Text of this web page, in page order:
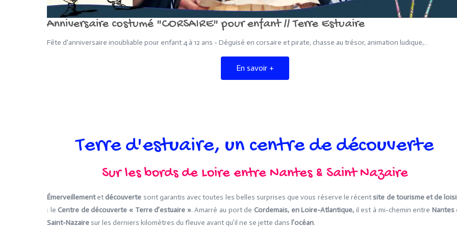
Anniversaire costumé "CORSAIRE" pour enfant // Terre Estuaire
Fête d'anniversaire inoubliable pour enfant 4 à 12 ans - Déguisé en corsaire et pirate, chasse au trésor, animation ludique,…
En savoir +
Terre d'estuaire, un centre de découverte
Sur les bords de Loire entre Nantes & Saint Nazaire
Émerveillementet découverte sont garantis avec toutes les belles surprises que vous réserve le récent site de tourisme et de
: leCentre de découverte « Terre d’estuaire ». Amarré au port de Cordemais, en Loire-Atlantique, il est à mi-chemin entre Nantes
Saint-Nazaire sur les derniers kilomètres du fleuve avant qu’il ne se jette dans l’océan.